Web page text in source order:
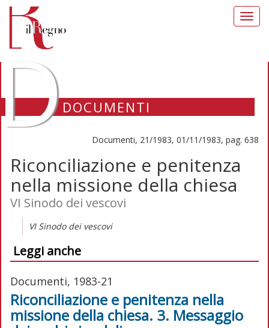
DOCUMENTI
Documenti, 21/1983, 01/11/1983, pag. 638
Riconciliazione e penitenza
nella missione della chiesa
VI Sinodo dei vescovi
VI Sinodo dei vescovi
Leggi anche
Documenti, 1983-21
Riconciliazione e penitenza nella
missione della chiesa. 3. Messaggio